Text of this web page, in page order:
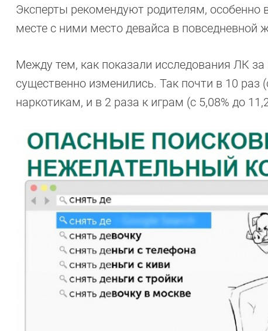
Эксперты рекомендуют родителям, особенно
месте с ними место девайса в повседневной
Между тем, как показали исследования ЛК за
существенно изменились. Так почти в 10 раз
наркотикам, и в 2 раза к играм (с 5,08% до